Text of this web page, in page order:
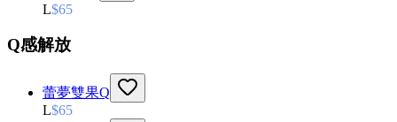
L$65
Q感解放
蕾夢雙果Q
L$65